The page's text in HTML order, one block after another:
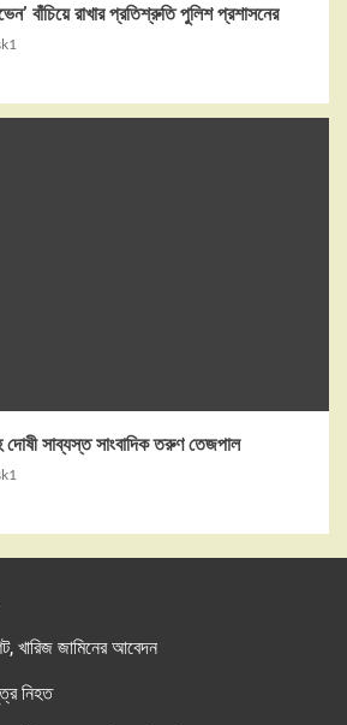
বাঁচিয়ে রাখার প্রতিশ্রুতি পুলিশ প্রশাসনের
দোষী সাব্যস্ত সাংবাদিক তরুণ তেজপাল
খারিজ জামিনের আবেদন
নিহত